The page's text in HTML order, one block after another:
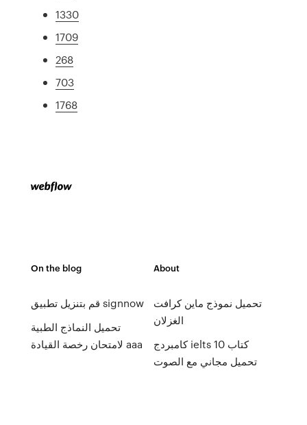
1330
1709
268
703
1768
On the blog
قم بتنزيل تطبيق signnow
تحميل النماذج الطبية
لامتحان رخصة القيادة aaa
About
تحميل نموذج ماين كرافت
الغزلان
كامبردج ielts كتاب 10
تحميل مجاني مع الصوت